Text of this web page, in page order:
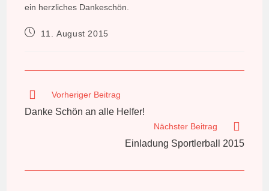
ein herzliches Dankeschön.
Beitrag11. August 2015
Weitere
ansehen
Vorheriger Beitrag
Danke Schön an alle Helfer!
Nächster Beitrag
Einladung Sportlerball 2015